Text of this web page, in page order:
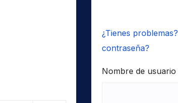
¿Tienes problemas?
contraseña?
Nombre de usuario